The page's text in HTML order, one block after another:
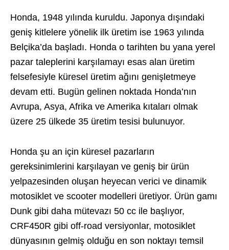
Honda, 1948 yılında kuruldu. Japonya dışındaki
geniş kitlelere yönelik ilk üretim ise 1963 yılında
Belçika’da başladı. Honda o tarihten bu yana yerel
pazar taleplerini karşılamayı esas alan üretim
felsefesiyle küresel üretim ağını genişletmeye
devam etti. Bugün gelinen noktada Honda’nın
Avrupa, Asya, Afrika ve Amerika kıtaları olmak
üzere 25 ülkede 35 üretim tesisi bulunuyor.
Honda şu an için küresel pazarların
gereksinimlerini karşılayan ve geniş bir ürün
yelpazesinden oluşan heyecan verici ve dinamik
motosiklet ve scooter modelleri üretiyor. Ürün gamı
Dunk gibi daha mütevazı 50 cc ile başlıyor,
CRF450R gibi off-road versiyonlar, motosiklet
dünyasının gelmiş olduğu en son noktayı temsil